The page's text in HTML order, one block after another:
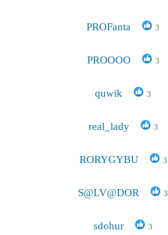
PROFanta 3
PROOOO 3
quwik 3
real_lady 3
RORYGYBU 3
S@LV@DOR 3
sdohur 3